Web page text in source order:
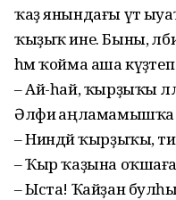
ҡаҙ янындағы үтә ыуаҡ
ҡыҙыҡ ине. Быны,
һәм ҡойма аша
– Ай-һай, ҡырҙыҡы әллә
Әлфиә
– Ниндәй ҡырҙыҡы,
– Ҡыр ҡаҙына
– Ыста! Ҡайҙан